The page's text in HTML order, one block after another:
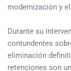
modernización y
Durante su
contundentes
eliminación
retenciones son